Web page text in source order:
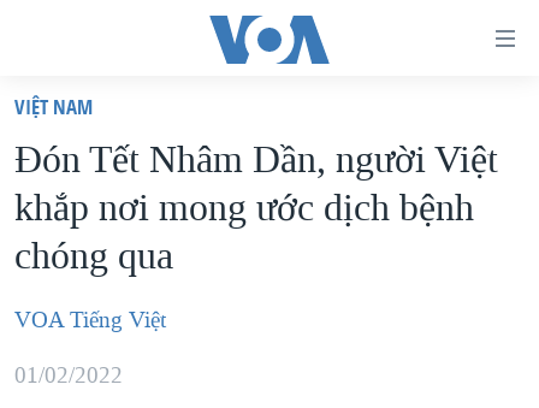
truy
cập
Tới
nội
chính
điều
VIỆT NAM
HOA KỲ
BIỂN ĐÔNG
THẾ GIỚI
DIỄN ĐÀN
VIỆT NAM
Đón Tết Nhâm Dần, người Việt
khắp nơi mong ước dịch bệnh
chóng qua
VOA Tiếng Việt
01/02/2022